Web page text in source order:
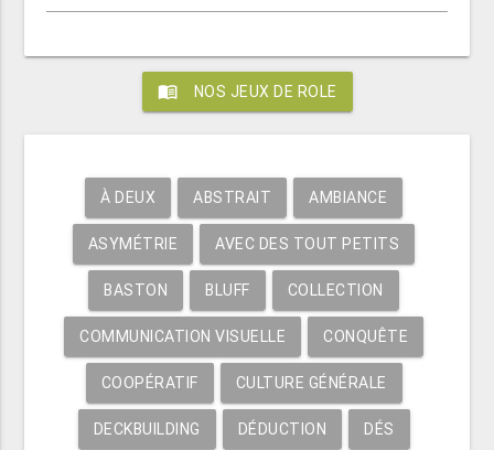
menu_book NOS JEUX DE ROLE
À DEUX ABSTRAIT AMBIANCE
ASYMÉTRIE AVEC DES TOUT PETITS
BASTON BLUFF COLLECTION
COMMUNICATION VISUELLE CONQUÊTE
COOPÉRATIF CULTURE GÉNÉRALE
DECKBUILDING DÉDUCTION DÉS